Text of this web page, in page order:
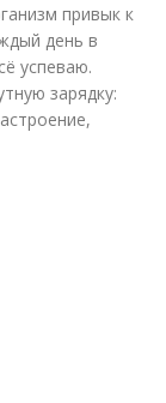
привык к
день в
успеваю.
зарядку: